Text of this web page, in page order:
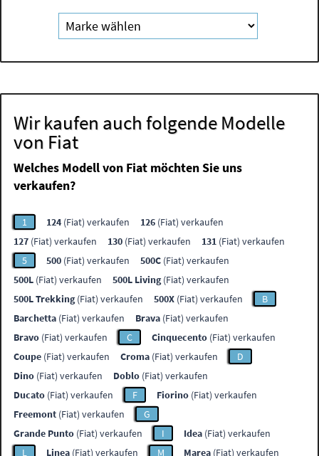
Wir kaufen auch folgende Modelle
von Fiat
Welches Modell von Fiat möchten Sie uns
verkaufen?
1 124 (Fiat) verkaufen 126 (Fiat) verkaufen
127 (Fiat) verkaufen 130 (Fiat) verkaufen 131 (Fiat) verkaufen
5
500 (Fiat) verkaufen 500C (Fiat) verkaufen
500L (Fiat) verkaufen 500L Living(Fiat) verkaufen
500L Trekking(Fiat) verkaufen 500X (Fiat) verkaufen
B
Barchetta (Fiat) verkaufen Brava (Fiat) verkaufen
Bravo (Fiat) verkaufen C Cinquecento (Fiat) verkaufen
Coupe (Fiat) verkaufen Croma (Fiat) verkaufen
D
Dino (Fiat) verkaufen Doblo (Fiat) verkaufen
Ducato (Fiat) verkaufen F Fiorino (Fiat) verkaufen
Freemont (Fiat) verkaufen
G
Grande Punto (Fiat) verkaufen I Idea (Fiat) verkaufen
L
Linea (Fiat) verkaufen M Marea (Fiat) verkaufen